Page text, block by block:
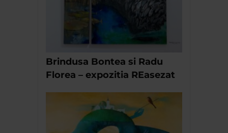
Brindusa Bontea si Radu
Florea – expozitia REasezat